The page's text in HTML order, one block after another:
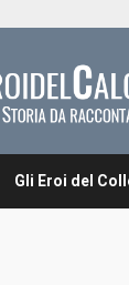
Gli Eroi del